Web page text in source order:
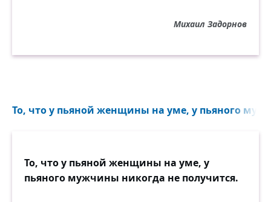
Михаил Задорнов
То, что у пьяной женщины на уме, у пьяного
То, что у пьяной женщины на уме, у
пьяного мужчины никогда не получится.